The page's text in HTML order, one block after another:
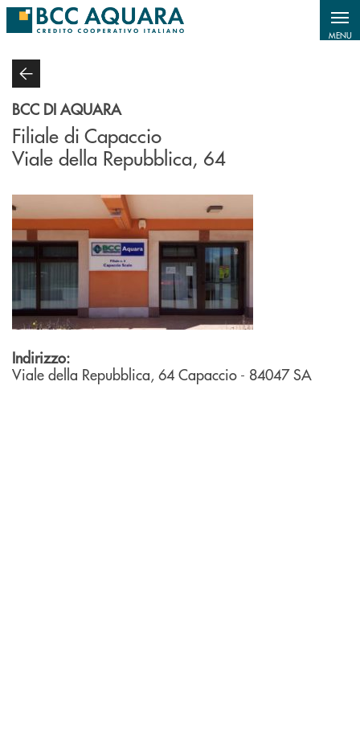
Salta al contenuto principale
MENU
BCC DI AQUARA
Filiale di Capaccio
Viale della Repubblica, 64
Indirizzo:
Viale della Repubblica, 64 Capaccio - 84047SA